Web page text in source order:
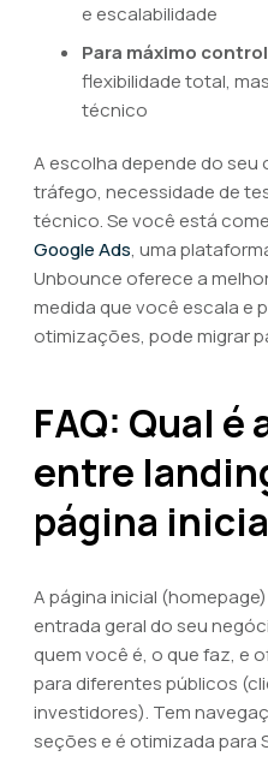
e escalabilidade
Para máximo
flexibilidade total,
técnico
A escolha depende do seu
tráfego, necessidade de
técnico. Se você está
Google Ads, uma
Unbounce oferece a
medida que você escala e
otimizações, pode migrar
FAQ: Qual é
entre
página
A página inicial
entrada geral do seu
quem você é, o que faz, e
para diferentes públicos
investidores). Tem
seções e é otimizada para